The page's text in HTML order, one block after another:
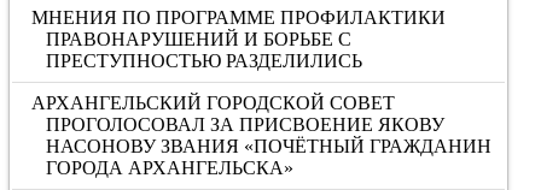
МНЕНИЯ ПО ПРОГРАММЕ ПРОФИЛАКТИКИ
ПРАВОНАРУШЕНИЙ И БОРЬБЕ С
ПРЕСТУПНОСТЬЮ РАЗДЕЛИЛИСЬ
АРХАНГЕЛЬСКИЙ ГОРОДСКОЙ СОВЕТ
ПРОГОЛОСОВАЛ ЗА ПРИСВОЕНИЕ ЯКОВУ
НАСОНОВУ ЗВАНИЯ «ПОЧЁТНЫЙ ГРАЖДАНИН
ГОРОДА АРХАНГЕЛЬСКА»